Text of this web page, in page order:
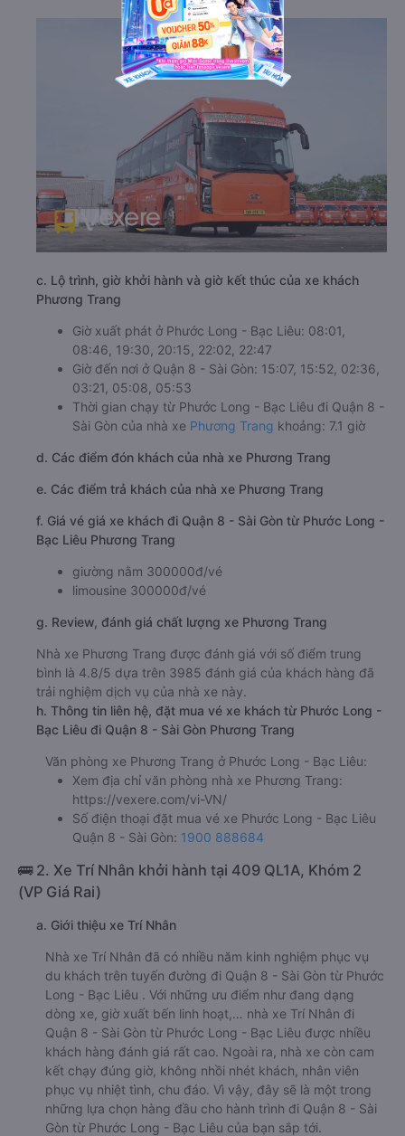
c. Lộ trình, giờ khởi hành và giờ kết thúc của xe khách
Phương Trang
Giờ xuất phát ở Phước Long - Bạc Liêu: 08:01,
08:46, 19:30, 20:15, 22:02, 22:47
Giờ đến nơi ở Quận 8 - Sài Gòn: 15:07, 15:52, 02:36,
03:21, 05:08, 05:53
Thời gian chạy từ Phước Long - Bạc Liêu đi Quận 8 -
Sài Gòn của nhà xe Phương Trang khoảng: 7.1 giờ
d. Các điểm đón khách của nhà xe Phương Trang
e. Các điểm trả khách của nhà xe Phương Trang
f. Giá vé giá xe khách đi Quận 8 - Sài Gòn từ Phước Long -
Bạc Liêu Phương Trang
giường nằm 300000đ/vé
limousine 300000đ/vé
g. Review, đánh giá chất lượng xe Phương Trang
Nhà xe Phương Trang được đánh giá với số điểm trung
bình là 4.8/5 dựa trên 3985 đánh giá của khách hàng đã
trải nghiệm dịch vụ của nhà xe này.
h. Thông tin liên hệ, đặt mua vé xe khách từ Phước Long -
Bạc Liêu đi Quận 8 - Sài Gòn Phương Trang
Văn phòng xe Phương Trang ở Phước Long - Bạc Liêu:
Xem địa chỉ văn phòng nhà xe Phương Trang:
https://vexere.com/vi-VN/
Số điện thoại đặt mua vé xe Phước Long - Bạc Liêu
Quận 8 - Sài Gòn: 1900 888684
🚌 2. Xe Trí Nhân khởi hành tại 409 QL1A, Khóm 2
(VP Giá Rai)
a. Giới thiệu xe Trí Nhân
Nhà xe Trí Nhân đã có nhiều năm kinh nghiệm phục vụ
du khách trên tuyến đường đi Quận 8 - Sài Gòn từ Phước
Long - Bạc Liêu . Với những ưu điểm như đang dạng
dòng xe, giờ xuất bến linh hoạt,… nhà xe Trí Nhân đi
Quận 8 - Sài Gòn từ Phước Long - Bạc Liêu được nhiều
khách hàng đánh giá rất cao. Ngoài ra, nhà xe còn cam
kết chạy đúng giờ, không nhồi nhét khách, nhân viên
phục vụ nhiệt tình, chu đáo. Vì vậy, đây sẽ là một trong
những lựa chọn hàng đầu cho hành trình đi Quận 8 - Sài
Gòn từ Phước Long - Bạc Liêu của bạn sắp tới.